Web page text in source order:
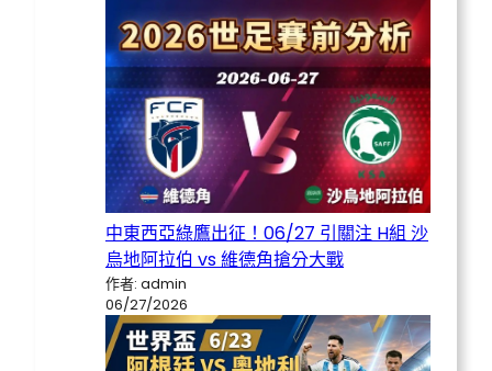
中東西亞綠鷹出征！06/27 引關注 H組 沙
烏地阿拉伯 vs 維德角搶分大戰
作者: admin
06/27/2026